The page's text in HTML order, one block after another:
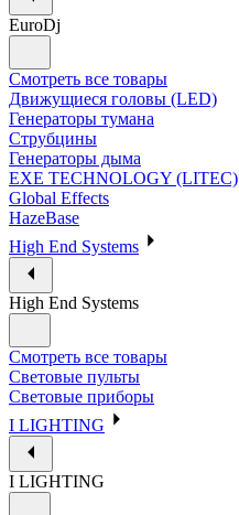
EuroDj
Смотреть все товары
Движущиеся головы (LED)
Генераторы тумана
Струбцины
Генераторы дыма
EXE TECHNOLOGY (LITEC)
Global Effects
HazeBase
High End Systems
High End Systems
Смотреть все товары
Световые пульты
Световые приборы
I LIGHTING
I LIGHTING